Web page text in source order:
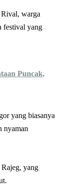
Rival, warga
festival yang
Puncak,
yang biasanya
nyaman
yang